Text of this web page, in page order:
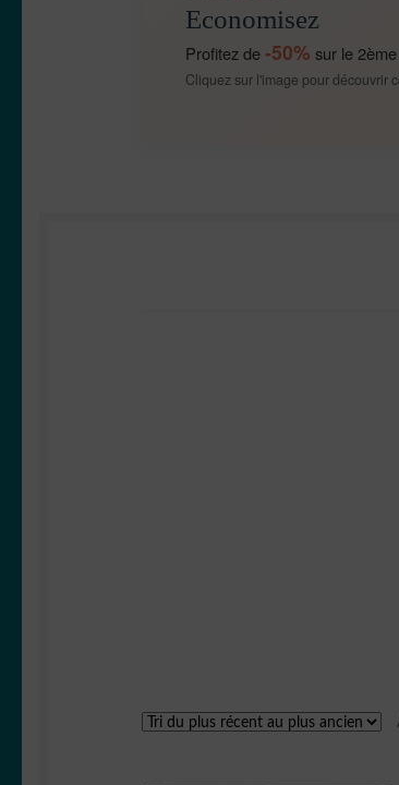
Economisez
Profitez de-50% sur le
Cliquez sur l'image pour découvrir